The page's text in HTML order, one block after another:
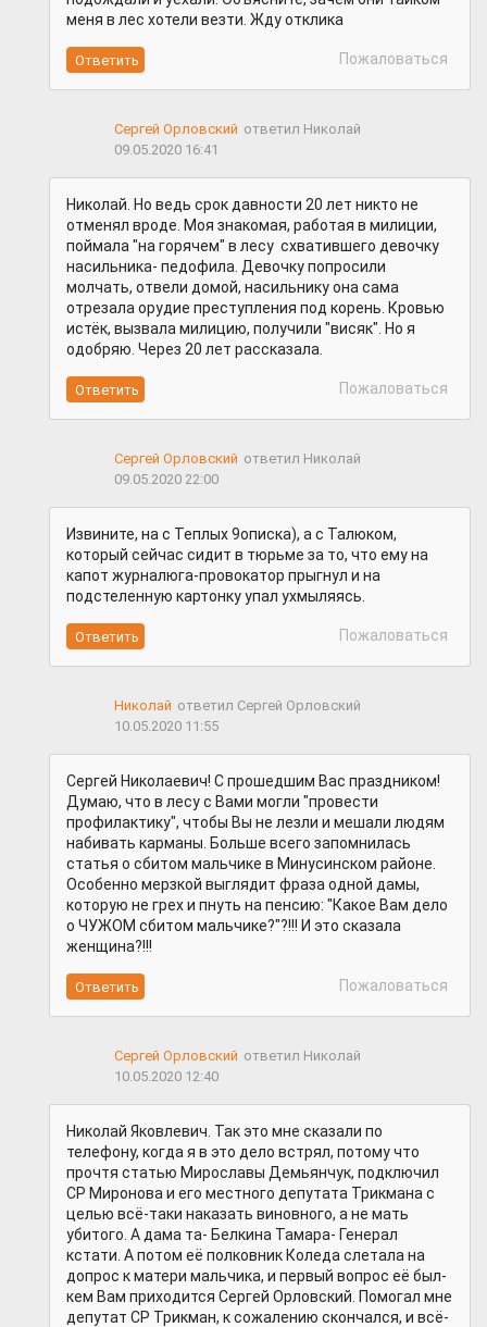
меня в лес хотели везти. Жду отклика
Пожаловаться
Сергей Орловский ответил Николай
09.05.2020 16:41
Николай. Но ведь срок давности 20 лет никто не
отменял вроде. Моя знакомая, работая в милиции,
поймала "на горячем" в лесу схватившего девочку
насильника- педофила. Девочку попросили
молчать, отвели домой, насильнику она сама
отрезала орудие преступления под корень. Кровью
истёк, вызвала милицию, получили "висяк". Но я
одобряю. Через 20 лет рассказала.
Пожаловаться
Сергей Орловский ответил Николай
09.05.2020 22:00
Извините, на с Теплых 9описка), а с Талюком,
который сейчас сидит в тюрьме за то, что ему на
капот журналюга-провокатор прыгнул и на
подстеленную картонку упал ухмыляясь.
Пожаловаться
Николай ответил Сергей Орловский
10.05.2020 11:55
Сергей Николаевич! С прошедшим Вас праздником!
Думаю, что в лесу с Вами могли "провести
профилактику", чтобы Вы не лезли и мешали людям
набивать карманы. Больше всего запомнилась
статья о сбитом мальчике в Минусинском районе.
Особенно мерзкой выглядит фраза одной дамы,
которую не грех и пнуть на пенсию: "Какое Вам дело
о ЧУЖОМ сбитом мальчике?"?!!! И это сказала
женщина?!!!
Пожаловаться
Сергей Орловский ответил Николай
10.05.2020 12:40
Николай Яковлевич. Так это мне сказали по
телефону, когда я в это дело встрял, потому что
прочтя статью Мирославы Демьянчук, подключил
СР Миронова и его местного депутата Трикмана с
целью всё-таки наказать виновного, а не мать
убитого. А дама та- Белкина Тамара- Генерал
кстати. А потом её полковник Коледа слетала на
допрос к матери мальчика, и первый вопрос её был-
кем Вам приходится Сергей Орловский. Помогал мне
депутат СР Трикман, к сожалению скончался, и всё-